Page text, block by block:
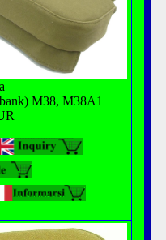
M38, M38A1